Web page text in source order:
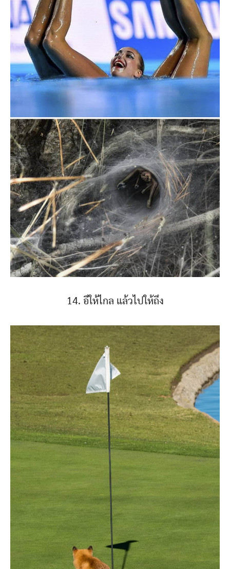
14. อึให้ไกล แล้วไปให้ถึง